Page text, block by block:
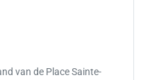
van de Place Sainte-